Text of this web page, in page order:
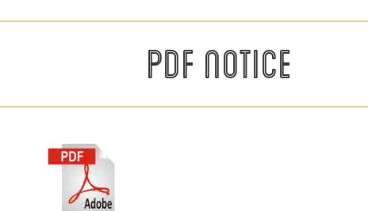
PDF NOTICE